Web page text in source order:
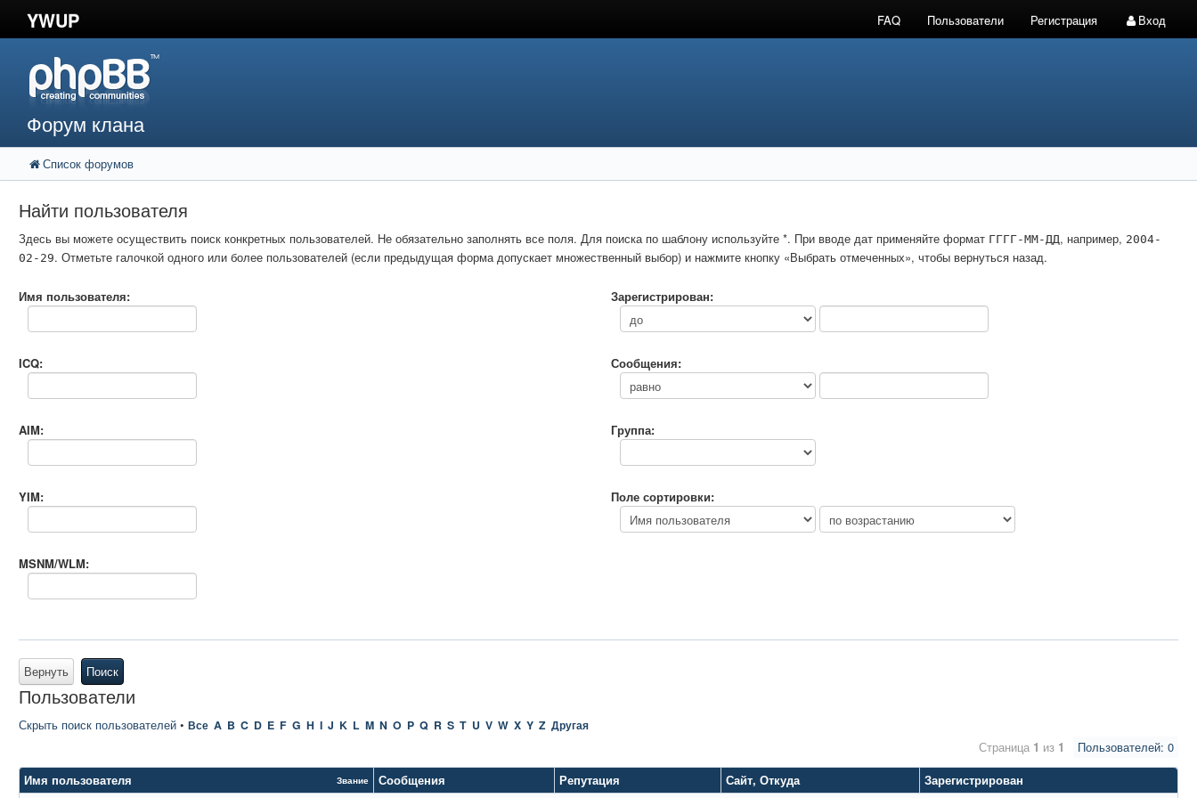
YWUP FAQ Пользователи Регистрация Вход
Форум клана
Список форумов
Найти пользователя
Здесь вы можете осуществить поиск конкретных пользователей. Не обязательно заполнять все поля. Для поиска по шаблону используйте *. При вводе дат применяйте формат ГГГГ-ММ-ДД, например, 2004-
02-29. Отметьте галочкой одного или более пользователей (если предыдущая форма допускает множественный выбор) и нажмите кнопку «Выбрать отмеченных», чтобы вернуться назад.
Имя пользователя:
ICQ:
AIM:
YIM:
MSNM/WLM:
Зарегистрирован:
Сообщения:
Группа:
Поле сортировки:
Вернуть Поиск
Пользователи
Скрыть поиск пользователей • Все A B C D E F G H I J K L M N O P Q R S T U V W X Y Z Другая
Пользователей: 0
Страница 1 из 1
Имя пользователя
Звание Сообщения Репутация Сайт, Откуда
Зарегистрирован